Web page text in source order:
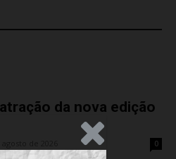
da nova edição
0